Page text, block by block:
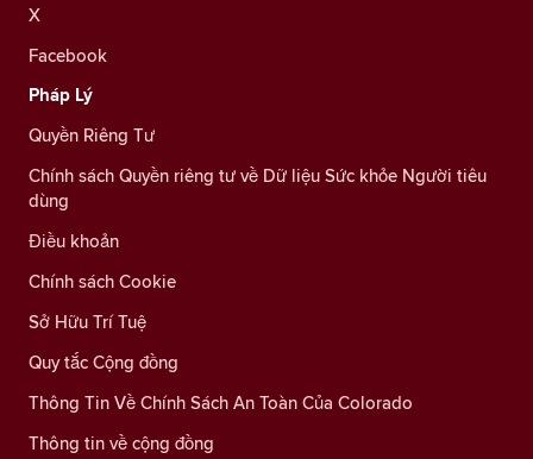
X
Facebook
Pháp Lý
Quyền Riêng Tư
Chính sách Quyền riêng tư về Dữ liệu Sức khỏe Người tiêu
dùng
Điều khoản
Chính sách Cookie
Sở Hữu Trí Tuệ
Quy tắc Cộng đồng
Thông Tin Về Chính Sách An Toàn Của Colorado
Thông tin về cộng đồng